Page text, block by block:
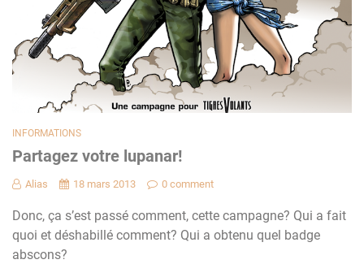
INFORMATIONS
Partagez votre lupanar!
Alias 18 mars 2013 0 comment
Donc, ça s’est passé comment, cette campagne? Qui a fait
quoi et déshabillé comment? Qui a obtenu quel badge
abscons?